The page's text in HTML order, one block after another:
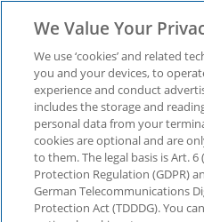
(VoP):
We Value Your
We use ‘cookies’ and related
you and your devices, to
experience and conduct
includes the storage and
personal data from your
cookies are optional and are
to them. The legal basis is Art. 6
Protection Regulation (GDPR)
German Telecommunications
Protection Act (TDDDG). You